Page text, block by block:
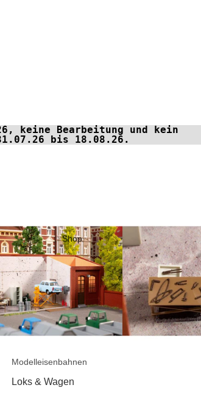
Shop
Modelleisenbahnen
Loks & Wagen
keine Bearbeitung und kein
bis 18.08.26.